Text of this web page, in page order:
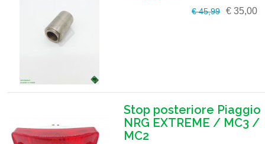
€ 45,99 € 35,00
Stop posteriore Piaggio
NRG EXTREME / MC3 /
MC2